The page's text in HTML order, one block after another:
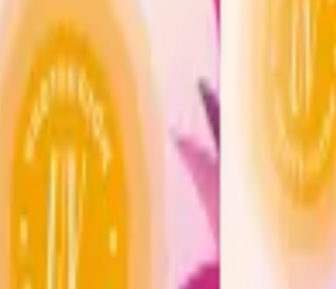
hasta conseguir espuma
con la linea completa que ofrece la colección